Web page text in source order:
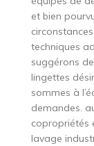
et bien
techniques
suggérons
lingettes
sommes à
demandes.
copropriétés
lavage